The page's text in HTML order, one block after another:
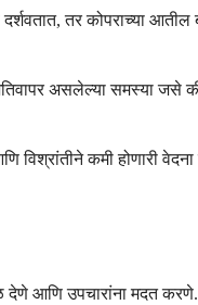
तर कोपराच्या आतील
असलेल्या समस्या जसे
कमी होणारी
देणे आणि उपचारांना मदत